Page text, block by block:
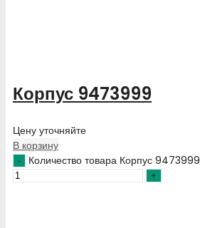
Корпус 9473999
Цену уточняйте
В корзину
Количество товара Корпус 9473999